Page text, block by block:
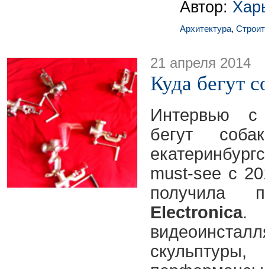
Автор:
Архитектура,
21 апреля 2014
Куда бегут
Интервью с
бегут
must-see с
Electronica.